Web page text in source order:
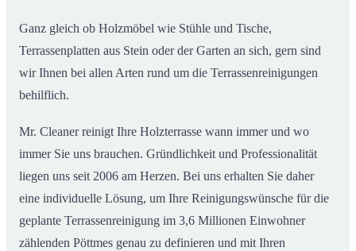
Ganz gleich ob Holzmöbel wie Stühle und Tische,
Terrassenplatten aus Stein oder der Garten an sich, gern sind
wir Ihnen bei allen Arten rund um die Terrassenreinigungen
behilflich.
Mr. Cleaner reinigt Ihre Holzterrasse wann immer und wo
immer Sie uns brauchen. Gründlichkeit und Professionalität
liegen uns seit 2006 am Herzen. Bei uns erhalten Sie daher
eine individuelle Lösung, um Ihre Reinigungswünsche für die
geplante Terrassenreinigung im 3,6 Millionen Einwohner
zählenden Pöttmes genau zu definieren und mit Ihren